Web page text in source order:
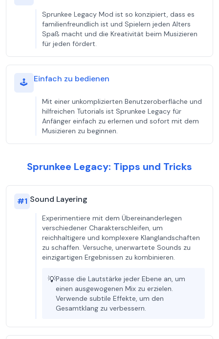
Sprunkee Legacy Mod ist so konzipiert, dass es
familienfreundlich ist und Spielern jeden Alters
Spaß macht und die Kreativität beim Musizieren
für jeden fördert.
🕹️ Einfach zu bedienen
Mit einer unkomplizierten Benutzeroberfläche und
hilfreichen Tutorials ist Sprunkee Legacy für
Anfänger einfach zu erlernen und sofort mit dem
Musizieren zu beginnen.
Sprunkee Legacy: Tipps und Tricks
#1 Sound Layering
Experimentiere mit dem Übereinanderlegen
verschiedener Charakterschleifen, um
reichhaltigere und komplexere Klanglandschaften
zu schaffen. Versuche, unerwartete Sounds zu
einzigartigen Ergebnissen zu kombinieren.
💡Passe die Lautstärke jeder Ebene an, um
einen ausgewogenen Mix zu erzielen.
Verwende subtile Effekte, um den
Gesamtklang zu verbessern.